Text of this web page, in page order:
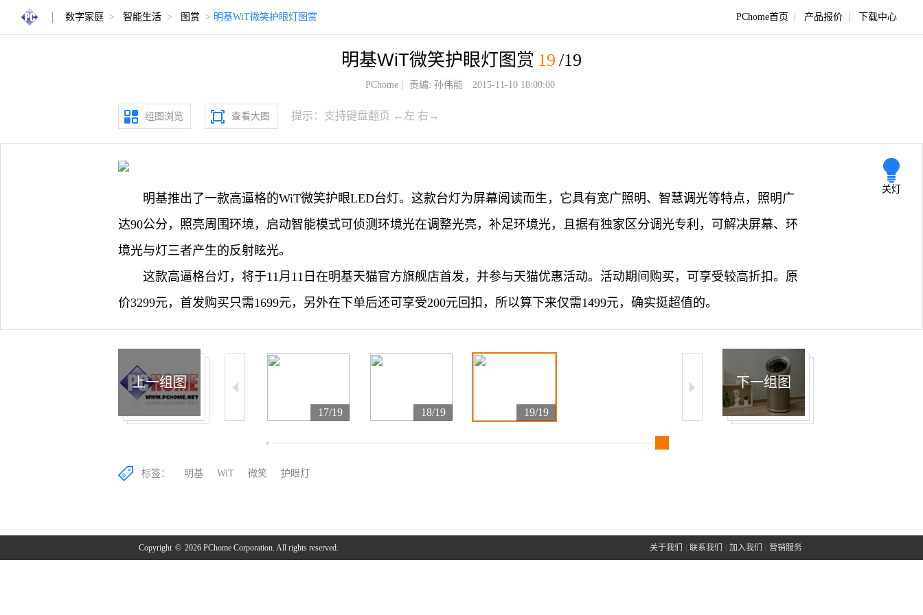
数字家庭 > 智能生活 > 图赏 > 明基WiT微笑护眼灯图赏 PChome首页 产品报价 下载中心
明基WiT微笑护眼灯图赏 19 /19
PChome| 责编: 孙伟能 2015-11-10 18:00:00
组图浏览 查看大图 提示：支持键盘翻页 ←左 右→
关灯
明基推出了一款高逼格的WiT微笑护眼LED台灯。这款台灯为屏幕阅读而生，它具有宽广照明、智慧调光等特点，照明广
达90公分，照亮周围环境，启动智能模式可侦测环境光在调整光亮，补足环境光，且据有独家区分调光专利，可解决屏幕、环
境光与灯三者产生的反射眩光。
这款高逼格台灯，将于11月11日在明基天猫官方旗舰店首发，并参与天猫优惠活动。活动期间购买，可享受较高折扣。原
价3299元，首发购买只需1699元，另外在下单后还可享受200元回扣，所以算下来仅需1499元，确实挺超值的。
17/19 18/19 19/19
上一组图 下一组图
标签： 明基 WiT 微笑 护眼灯
Copyright © 2026 PChome Corporation. All rights reserved. 关于我们 联系我们 加入我们 营销服务